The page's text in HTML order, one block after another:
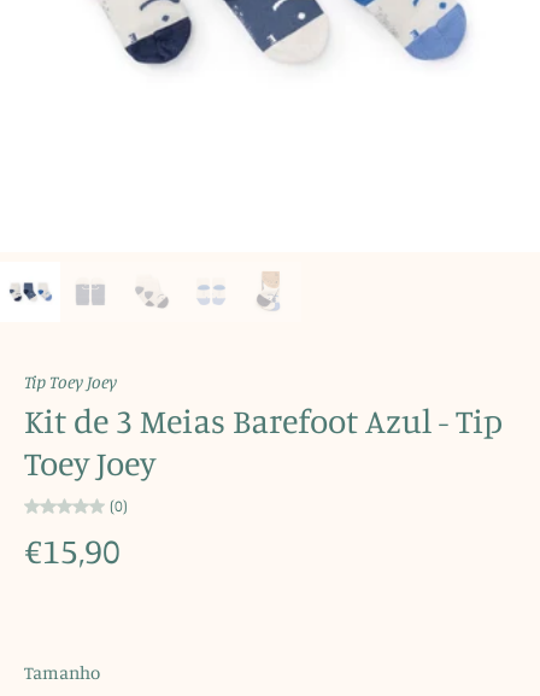
Tip Toey Joey
Kit de 3 Meias Barefoot Azul - Tip
Toey Joey
(0)
€15,90
Tamanho